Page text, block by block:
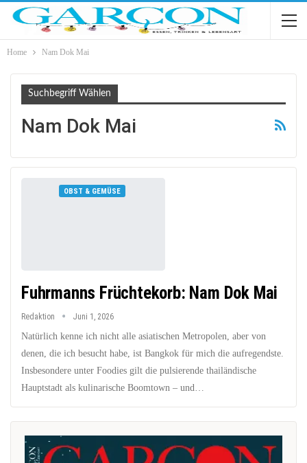
Home Nam Dok Mai
Suchbegriff Wählen
Nam Dok Mai
OBST & GEMÜSE
Fuhrmanns Früchtekorb: Nam Dok Mai
Redaktion Juni 1, 2026
Natürlich kenne ich nicht alle asiatischen Metropolen, aber von
denen, die ich besucht habe, ist Bangkok für mich die aufregendste.
Insbesondere unter Foodies gilt die pulsierende thailändische
Hauptstadt als kulinarische Boomtown – und…